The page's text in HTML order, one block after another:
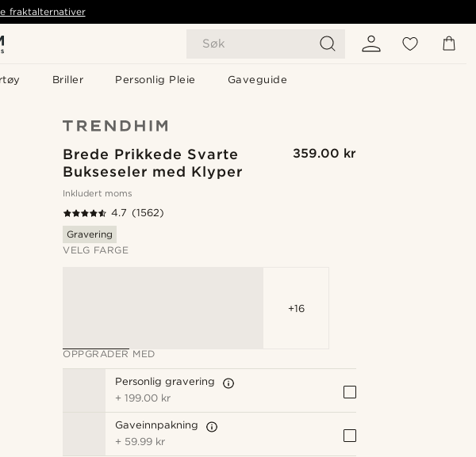
Søk
Briller Personlig Pleie Gaveguide
fraktalternativer
Brede Prikkede Svarte
Bukseseler med Klyper
359.00 kr
Inkludert moms
4.7 (1562)
Gravering
VELG FARGE
+16
OPPGRADER MED
Personlig gravering
+199.00 kr
Gaveinnpakning
+ 59.99 kr